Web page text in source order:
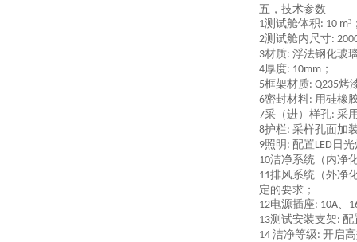
五，技术参数
1测试舱体积: 10 m³
2测试舱内尺寸:
3材质: 浮法钢化玻
4厚度: 10mm ；
5框架材质: Q235烤
6密封材料: 用硅橡
7采（进）样孔: 采
8护栏: 采样孔面加
9照明 : 配置LED 日
10洁净系统（内净
11排风系统（外净
定的要求；
12电源插座: 10A、
13测试安装支架: 配
14 洁净等级: 开启